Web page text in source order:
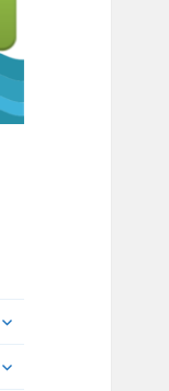
раскрыть
меню
раскрыть